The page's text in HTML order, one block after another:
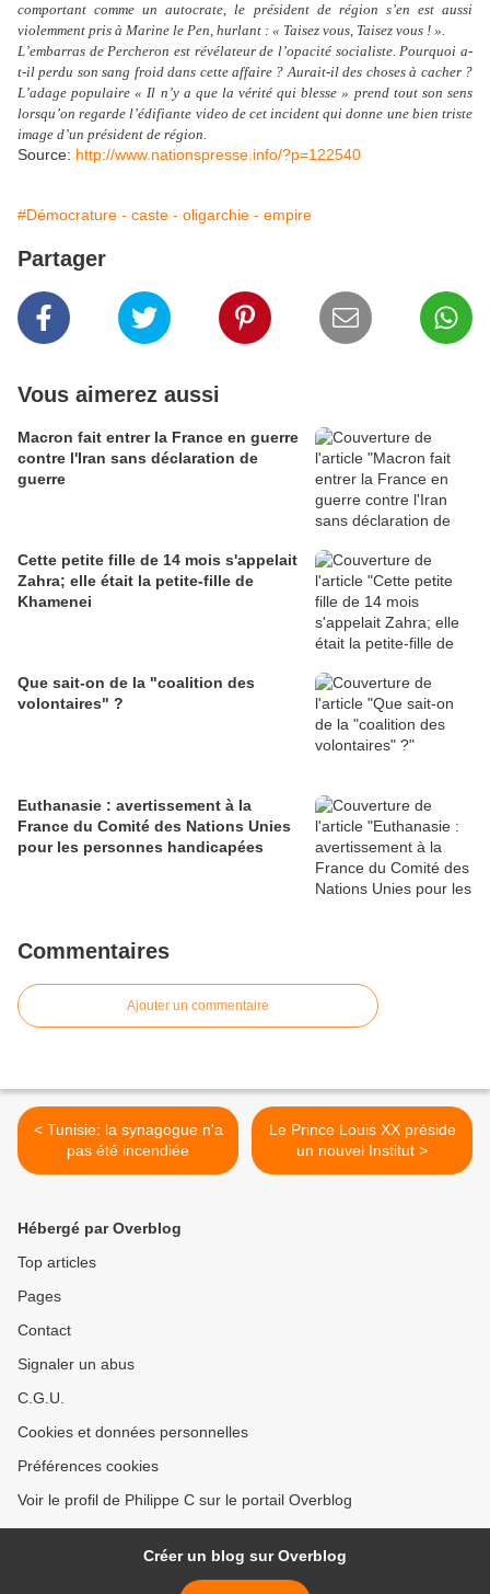
comportant comme un autocrate, le président de région s’en est aussi
violemment pris à Marine le Pen, hurlant : « Taisez vous, Taisez vous ! ».
L’embarras de Percheron est révélateur de l’opacité socialiste. Pourquoi a-
t-il perdu son sang froid dans cette affaire ? Aurait-il des choses à cacher ?
L’adage populaire « Il n’y a que la vérité qui blesse » prend tout son sens
lorsqu’on regarde l’édifiante video de cet incident qui donne une bien triste
image d’un président de région.
Source: http://www.nationspresse.info/?p=122540
#Démocrature - caste - oligarchie - empire
Partager
Vous aimerez aussi
Macron fait entrer la France en guerre
contre l'Iran sans déclaration de
guerre
Cette petite fille de 14 mois s'appelait
Zahra; elle était la petite-fille de
Khamenei
Que sait-on de la "coalition des
volontaires" ?
Euthanasie : avertissement à la
France du Comité des Nations Unies
pour les personnes handicapées
Commentaires
Ajouter un commentaire
< Tunisie: la synagogue n'a
pas été incendiée
Le Prince Louis XX préside
un nouvel Institut >
Hébergé par Overblog
Top articles
Pages
Contact
Signaler un abus
C.G.U.
Cookies et données personnelles
Préférences cookies
Voir le profil de Philippe C sur le portail Overblog
Créer un blog sur Overblog